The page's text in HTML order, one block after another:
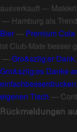
ausverkauft—
— Hamburg als
Bier— Premium Cola
ist Club-Mate besser
—Gro&szlig;er
Gro&szlig;es Danke
eigenen Tisch —
Rückmeldungen